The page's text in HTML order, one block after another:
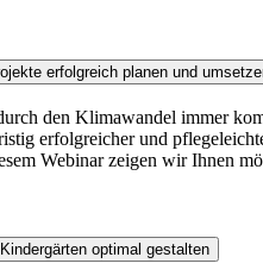
erfolgreich planen und
den Klimawandel immer
erfolgreicher und
Webinar zeigen wir Ihnen
optimal gestalten